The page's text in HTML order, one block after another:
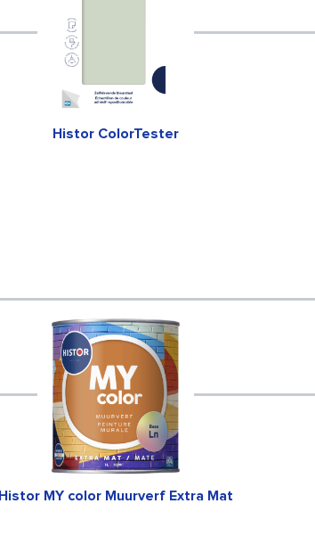
Histor ColorTester
Histor MY color Muurverf Extra Mat